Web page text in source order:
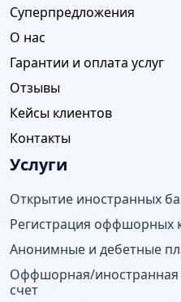
Суперпредложения
О нас
Гарантии и оплата услуг
Отзывы
Кейсы клиентов
Контакты
Услуги
Открытие иностранных
Регистрация оффшорных
Анонимные и дебетные
Оффшорная/иностранная
счет